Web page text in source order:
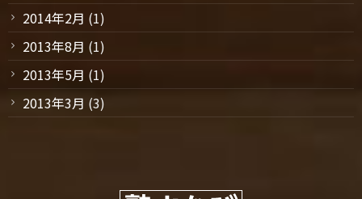
2014年2月 (1)
2013年8月 (1)
2013年5月 (1)
2013年3月 (3)